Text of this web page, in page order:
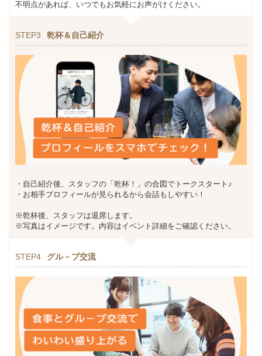
不明点があれば、いつでもお気軽にお声がけください。
STEP3 乾杯＆自己紹介
・自己紹介後、スタッフの「乾杯！」の合図でトークスタート♪
・お相手プロフィールが見られるから会話もしやすい！
※乾杯後、スタッフは退席します。
※写真はイメージです。内容はイベント詳細をご確認ください。
STEP4 グル－プ交流